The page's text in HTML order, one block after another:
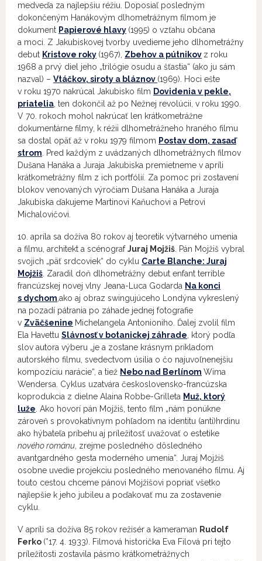
medveďa za najlepšiu réžiu. Doposiaľ posledným
dokončeným Hanákovým dlhometrážnym filmom je
dokument Papierové hlavy (1995) o vzťahu občana
a moci. Z Jakubiskovej tvorby uvedieme jeho dlhometrážny
debut Kristove roky (1967), Zbehov a pútnikov z roku
1968 a prvý diel jeho „trilógie osudu a šťastia“ (ako ju sám
nazval) – Vtáčkov, siroty a bláznov (1969). Hoci ešte
v roku 1970 nakrúcal Jakubisko film Dovidenia v pekle,
priatelia , ten dokončil až po Nežnej revolúcii, v roku 1990.
V 70. rokoch mohol nakrúcať len krátkometrážne
dokumentárne filmy, k réžii dlhometrážneho hraného filmu
sa dostal opäť až v roku 1979 filmom Postav dom, zasaď
strom . Pred každým z uvádzaných dlhometrážnych filmov
Dušana Hanáka a Juraja Jakubiska premietneme v apríli
krátkometrážny film z ich portfólií. Za pomoc pri zostavení
blokov venovaných výročiam Dušana Hanáka a Juraja
Jakubiska ďakujeme Martinovi Kaňuchovi a Petrovi
Michalovičovi.
10. apríla sa dožíva 80 rokov aj teoretik výtvarného umenia
a filmu, architekt a scénografJuraj Mojžiš . Pán Mojžiš vybral
svojich „päť srdcoviek“ do cyklu Carte Blanche: Juraj
Mojžiš . Zaradil doň dlhometrážny debut enfant terrible
francúzskej novej vlny Jeana-Luca Godarda Na konci
s dychom ,ako aj obraz swingujúceho Londýna vykreslený
na pozadí pátrania po záhade jednej fotografie
v Zväčšenine Michelangela Antonioniho. Ďalej zvolil film
Ela Havettu Slávnosť v botanickej záhrade , ktorý podľa
slov autora výberu „je a zostane krásnym príkladom
autorského filmu, svedectvom úsilia o čo najuvoľnenejšiu
kompozíciu narácie“, a tiež Nebo nad Berlínom Wima
Wendersa. Cyklus uzatvára československo-francúzska
koprodukcia z dielne Alaina Robbe-Grilleta Muž, ktorý
luže . Ako hovorí pán Mojžiš, tento film „nám ponúkne
zároveň s provokatívnym pohľadom na identitu (anti)hrdinu
ako hýbateľa príbehu aj príležitosť uvažovať o estetike
nového románu , zrejme posledného dôsledného
avantgardného gesta moderného umenia“. Juraj Mojžiš
osobne uvedie projekciu posledného menovaného filmu. Aj
touto cestou chceme pánovi Mojžišovi popriať všetko
najlepšie k jeho jubileu a poďakovať mu za zostavenie
cyklu.
V apríli sa dožíva 85 rokov režisér a kameraman Rudolf
Ferko (*17. 4. 1933). Filmová historička Eva Filová pri tejto
príležitosti zostavila pásmo krátkometrážnych